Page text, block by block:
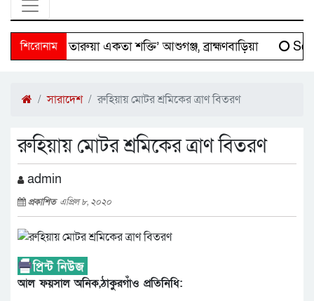
শিরোনাম
‘দক্ষিণ তারুয়া একতা শক্তি’ আশুগঞ্জ, ব্রাহ্মণবাড়িয়া
সারাদেশ রুহিয়ায় মোটর শ্রমিকের ত্রাণ বিতরণ
রুহিয়ায় মোটর শ্রমিকের ত্রাণ বিতরণ
admin
প্রকাশিত এপ্রিল ৮, ২০২০
আল ফয়সাল অনিক,ঠাকুরগাঁও প্রতিনিধি: